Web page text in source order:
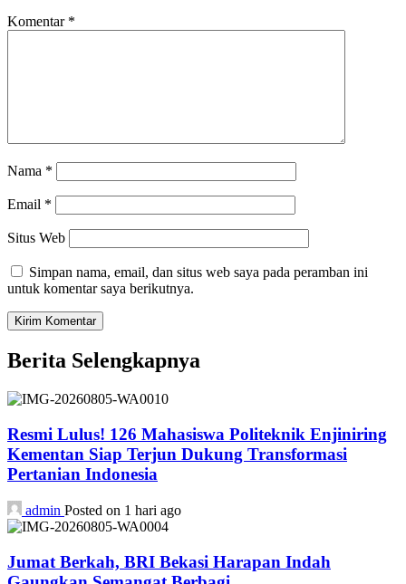
Komentar *
Nama *
Email *
Situs Web
Simpan nama, email, dan situs web saya pada peramban ini
untuk komentar saya berikutnya.
Berita Selengkapnya
Resmi Lulus! 126 Mahasiswa Politeknik Enjiniring
Kementan Siap Terjun Dukung Transformasi
Pertanian Indonesia
admin Posted on 1 hari ago
Jumat Berkah, BRI Bekasi Harapan Indah